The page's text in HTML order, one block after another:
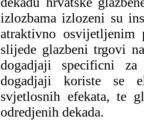
izlozbama izlozeni su
atraktivno osvijetljenim
slijede glazbeni trgovi
dogadjaji specificni
dogadjaji koriste se
svjetlosnih efekata, te
odredjenih dekada.